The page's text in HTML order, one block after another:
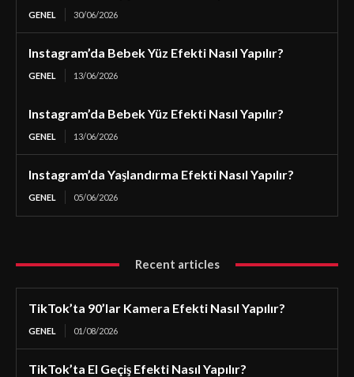
GENEL 30/06/2026
Instagram’da Bebek Yüz Efekti Nasıl Yapılır?
GENEL 13/06/2026
Instagram’da Bebek Yüz Efekti Nasıl Yapılır?
GENEL 13/06/2026
Instagram’da Yaşlandırma Efekti Nasıl Yapılır?
GENEL 05/06/2026
Recent articles
TikTok’ta 90’lar Kamera Efekti Nasıl Yapılır?
GENEL 01/08/2026
TikTok’ta El Geçiş Efekti Nasıl Yapılır?